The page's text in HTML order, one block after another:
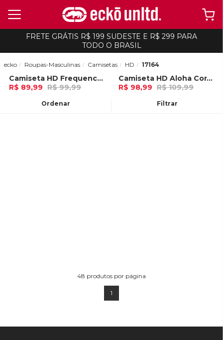
FRETE GRÁTIS R$ 199 SUDESTE E R$ 299 PARA
TODO O BRASIL
Ordenar Filtrar
ecko Roupas-Masculinas Camisetas HD 17164
-10%Camiseta HD Frequency Branca
R$ 89,99 R$ 99,99
3x de R$ 29,99 Ou
-10%Camiseta HD Aloha Coral Frida Kahlo
R$ 98,99 R$ 109,99
3x de R$ 32,99 Ou
48 produtos por página
1